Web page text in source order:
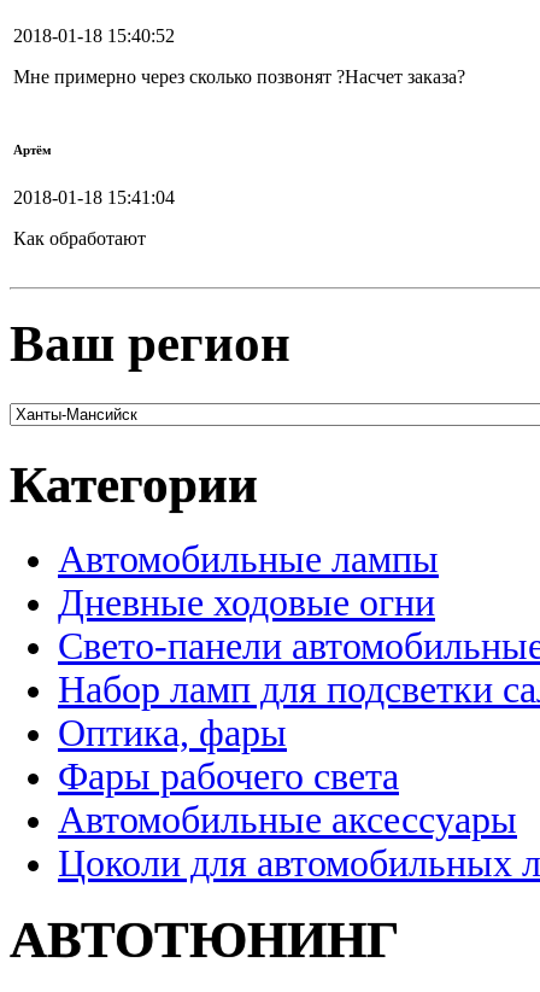
2018-01-18 15:40:52
Мне примерно через сколько позвонят ?Насчет заказа?
Артём
2018-01-18 15:41:04
Как обработают
Ваш регион
Категории
Автомобильные лампы
Дневные ходовые огни
Свето-панели
Набор ламп для подсветки
Оптика, фары
Фары рабочего света
Автомобильные аксессуары
Цоколи для автомобильных
АВТОТЮНИНГ